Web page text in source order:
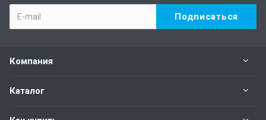
Компания
Каталог